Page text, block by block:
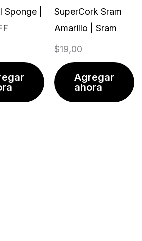
|
SuperCork Sram
Amarillo | Sram
$19,00
Agregar
ahora